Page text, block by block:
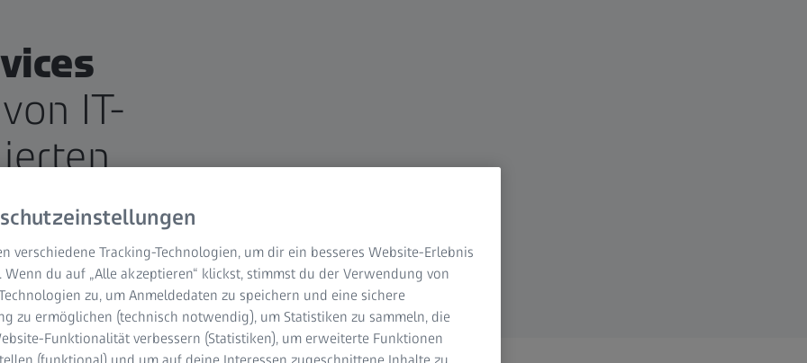
IT-
verschiedene Tracking-Technologien, um dir ein besseres Website-Erlebnis
Wenn du auf „Alle akzeptieren“ klickst, stimmst du der Verwendung von
zu, um Anmeldedaten zu speichern und eine sichere
zu ermöglichen (technisch notwendig), um Statistiken zu sammeln, die
Funktionalität verbessern (Statistiken), um erweiterte Funktionen
(funktional) und um auf deine Interessen zugeschnittene Inhalte zu